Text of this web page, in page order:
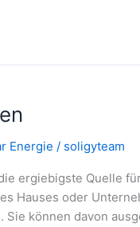
Energie / soligyteam
ergiebigste Quelle
Hauses oder
können davon